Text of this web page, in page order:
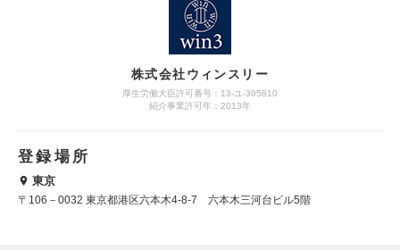
株式会社ウィンスリー
厚生労働大臣許可番号：13-ユ-305810
紹介事業許可年：2013年
登録場所
東京
〒106－0032 東京都港区六本木4-8-7 六本木三河台ビル5階